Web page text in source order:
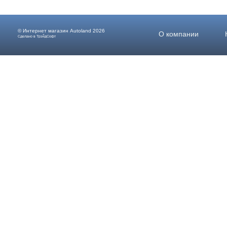
© Интернет магазин Autoland 2026
Сделано в ТрэйдСофт О компании